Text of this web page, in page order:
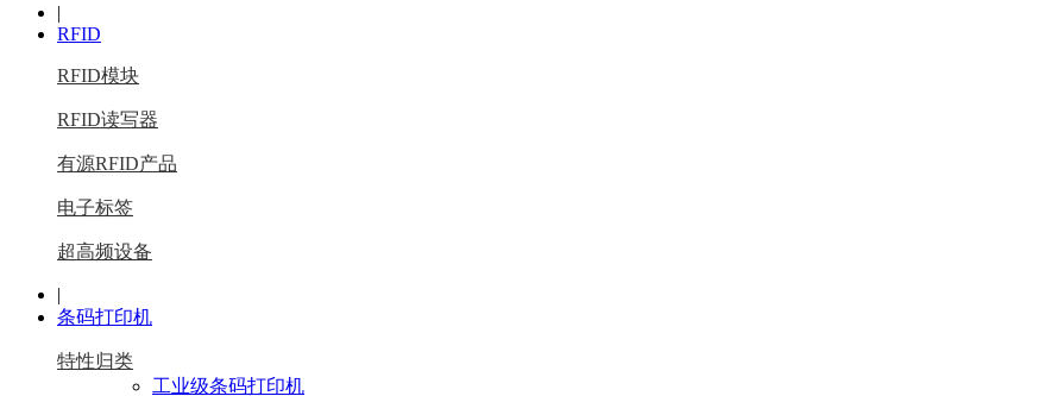
|
RFID
RFID模块
RFID读写器
有源RFID产品
电子标签
超高频设备
|
条码打印机
特性归类
工业级条码打印机